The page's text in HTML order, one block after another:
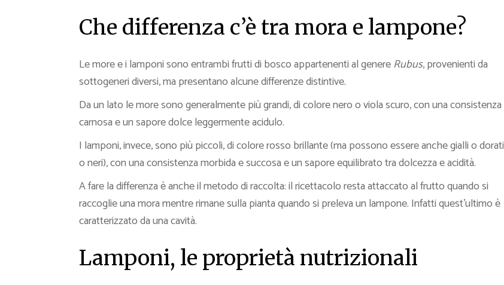
Che differenza c’è tra mora e lampone?
Le more e i lamponi sono entrambi frutti di bosco appartenenti al genereRubus, provenienti da
sottogeneri diversi, ma presentano alcune differenze distintive.
Da un lato le more sono generalmente più grandi, di colore nero o viola scuro, con una consistenza
carnosa e un sapore dolce leggermente acidulo.
I lamponi, invece, sono più piccoli, di colore rosso brillante (ma possono essere anche gialli o dorati
o neri), con una consistenza morbida e succosa e un sapore equilibrato tra dolcezza e acidità.
A fare la differenza è anche il metodo di raccolta: il ricettacolo resta attaccato al frutto quando si
raccoglie una mora mentre rimane sulla pianta quando si preleva un lampone. Infatti quest’ultimo è
caratterizzato da una cavità.
Lamponi, le proprietà nutrizionali